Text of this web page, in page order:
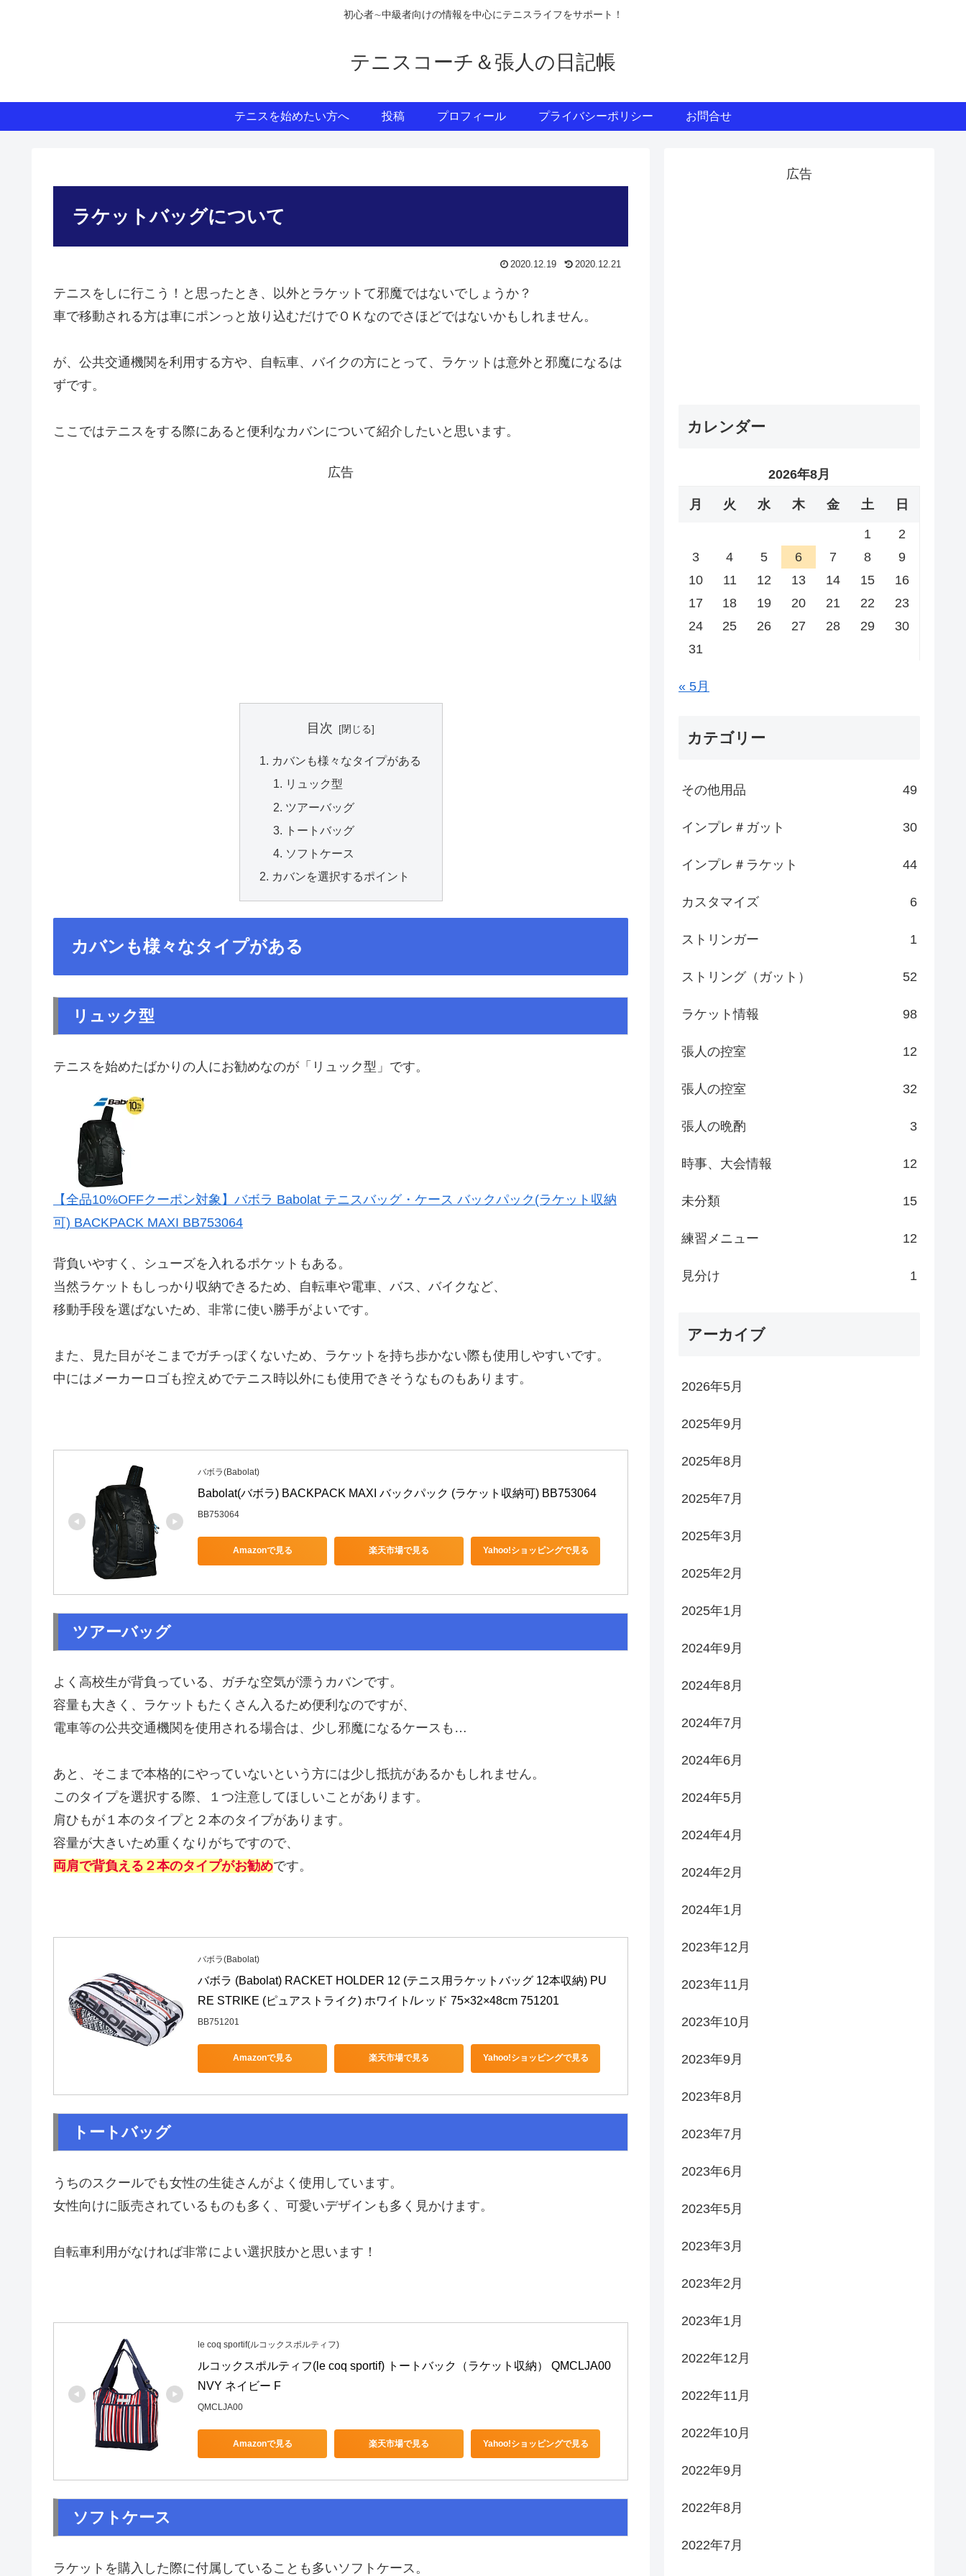
初心者∼中級者向けの情報を中心にテニスライフをサポート！
テニスコーチ＆張人の日記帳
テニスを始めたい方へ 投稿 プロフィール プライバシーポリシー お問合せ
ラケットバッグについて
2020.12.19 2020.12.21
テニスをしに行こう！と思ったとき、以外とラケットて邪魔ではないでしょうか？
車で移動される方は車にポンっと放り込むだけでＯＫなのでさほどではないかもしれません。
が、公共交通機関を利用する方や、自転車、バイクの方にとって、ラケットは意外と邪魔になるは
ずです。
ここではテニスをする際にあると便利なカバンについて紹介したいと思います。
広告
目次
カバンも様々なタイプがある
リュック型
ツアーバッグ
トートバッグ
ソフトケース
カバンを選択するポイント
カバンも様々なタイプがある
リュック型
テニスを始めたばかりの人にお勧めなのが「リュック型」です。
【全品10%OFFクーポン対象】バボラ Babolat テニスバッグ・ケース バックパック(ラケット収納
可) BACKPACK MAXI BB753064
背負いやすく、シューズを入れるポケットもある。
当然ラケットもしっかり収納できるため、自転車や電車、バス、バイクなど、
移動手段を選ばないため、非常に使い勝手がよいです。
また、見た目がそこまでガチっぽくないため、ラケットを持ち歩かない際も使用しやすいです。
中にはメーカーロゴも控えめでテニス時以外にも使用できそうなものもあります。
バボラ(Babolat)
Babolat(バボラ) BACKPACK MAXI バックパック (ラケット収納可) BB753064
BB753064
Amazonで見る 楽天市場で見る Yahoo!ショッピングで見る
ツアーバッグ
よく高校生が背負っている、ガチな空気が漂うカバンです。
容量も大きく、ラケットもたくさん入るため便利なのですが、
電車等の公共交通機関を使用される場合は、少し邪魔になるケースも…
あと、そこまで本格的にやっていないという方には少し抵抗があるかもしれません。
このタイプを選択する際、１つ注意してほしいことがあります。
肩ひもが１本のタイプと２本のタイプがあります。
容量が大きいため重くなりがちですので、
両肩で背負える２本のタイプがお勧めです。
バボラ(Babolat)
バボラ (Babolat) RACKET HOLDER 12 (テニス用ラケットバッグ 12本収納) PU
RE STRIKE (ピュアストライク) ホワイト/レッド 75×32×48cm 751201
BB751201
Amazonで見る 楽天市場で見る Yahoo!ショッピングで見る
トートバッグ
うちのスクールでも女性の生徒さんがよく使用しています。
女性向けに販売されているものも多く、可愛いデザインも多く見かけます。
自転車利用がなければ非常によい選択肢かと思います！
le coq sportif(ルコックスポルティフ)
ルコックスポルティフ(le coq sportif) トートバック（ラケット収納） QMCLJA00
NVY ネイビー F
QMCLJA00
Amazonで見る 楽天市場で見る Yahoo!ショッピングで見る
ソフトケース
ラケットを購入した際に付属していることも多いソフトケース。
広告
カレンダー
2026年8月
月 火 水 木 金 土 日
1
2
3
4 5 6 7 8
9
10
11 12 13 14 15
16
17
18 19 20 21 22
23
24
25 26 27 28 29
30
31
« 5月
カテゴリー
その他用品 49
インプレ＃ガット 30
インプレ＃ラケット 44
カスタマイズ 6
ストリンガー 1
ストリング（ガット） 52
ラケット情報 98
張人の控室 12
張人の控室 32
張人の晩酌 3
時事、大会情報 12
未分類 15
練習メニュー 12
見分け 1
アーカイブ
2026年5月
2025年9月
2025年8月
2025年7月
2025年3月
2025年2月
2025年1月
2024年9月
2024年8月
2024年7月
2024年6月
2024年5月
2024年4月
2024年2月
2024年1月
2023年12月
2023年11月
2023年10月
2023年9月
2023年8月
2023年7月
2023年6月
2023年5月
2023年3月
2023年2月
2023年1月
2022年12月
2022年11月
2022年10月
2022年9月
2022年8月
2022年7月